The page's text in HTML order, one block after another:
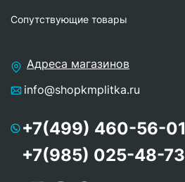
Сопутствующие товары
Адреса магазинов
info@shopkmplitka.ru
+7(499) 460-56-01
+7(985) 025-48-73